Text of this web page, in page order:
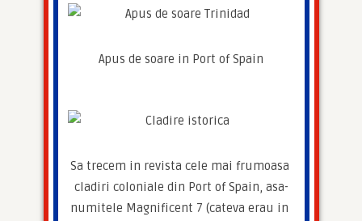
Apus de soare in Port of Spain
Sa trecem in revista cele mai frumoasa
cladiri coloniale din Port of Spain, asa-
numitele Magnificent 7 (cateva erau in